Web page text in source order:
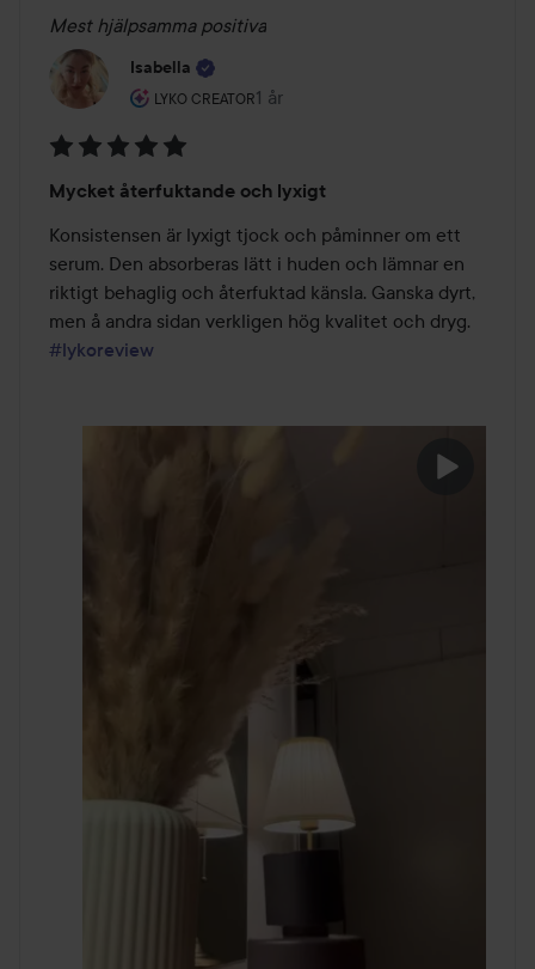
Mest hjälpsamma positiva
Isabella
LYKO CREATOR
Användarens roll: Lyko Creator.
1 år
Inlägget skapades 1 år
5
av
5
Mycket återfuktande och lyxigt
Konsistensen är lyxigt tjock och påminner om ett
serum. Den absorberas lätt i huden och lämnar en
riktigt behaglig och återfuktad känsla. Ganska dyrt,
#lykoreview